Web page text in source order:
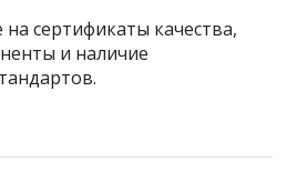
сертификаты качества,
и наличие